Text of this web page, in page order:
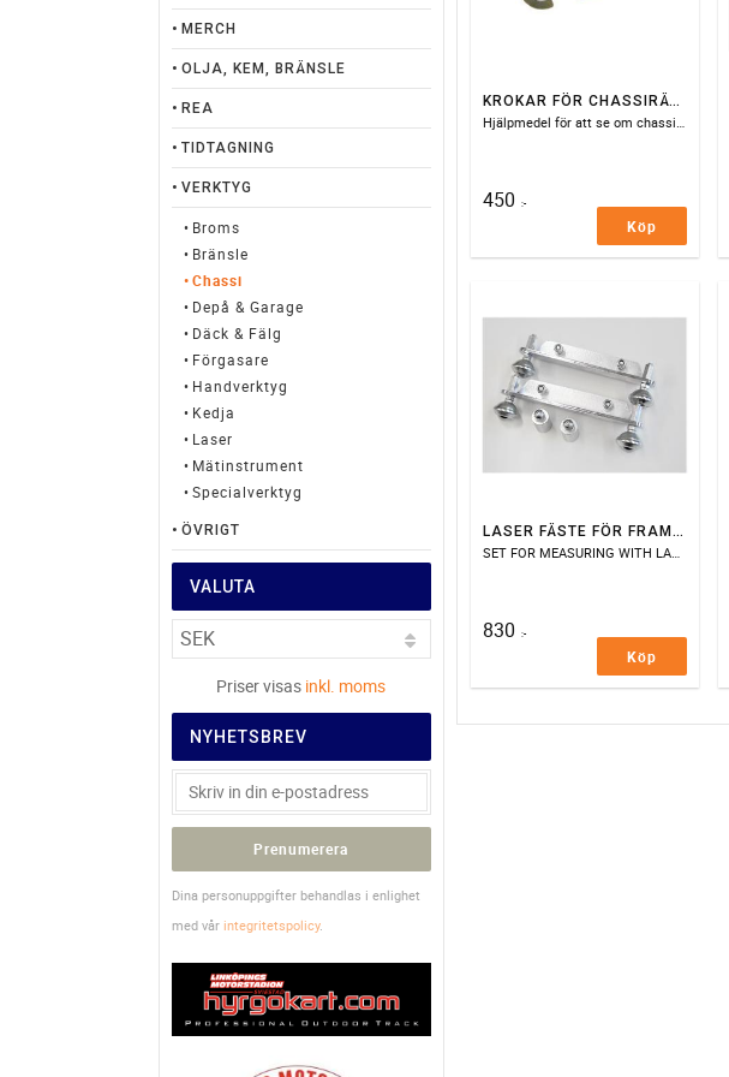
KROKAR FÖR CHASSIRÄTNING, ALU
Hjälpmedel för att se om chassit är rakt
450 :-
Köp
LASER FÄSTE FÖR FRAMVAGNSINSTÄLLNING
SET FOR MEASURING WITH LASER DEVICE
830 :-
Köp
MERCH
OLJA, KEM, BRÄNSLE
REA
TIDTAGNING
VERKTYG
Broms
Bränsle
Chassi
Depå & Garage
Däck & Fälg
Förgasare
Handverktyg
Kedja
Laser
Mätinstrument
Specialverktyg
ÖVRIGT
VALUTA
Priser visas inkl. moms
NYHETSBREV
Prenumerera
Dina personuppgifter behandlas i enlighet
med vår integritetspolicy.